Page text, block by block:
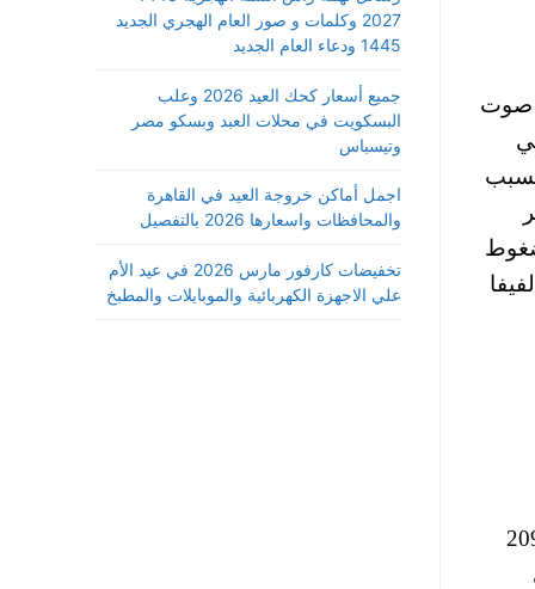
بن الحسين الامير الاردني شقيق الملك عبدالله ، استطاع الحصول علي 73 صوت مقابل 133 صوت
هي
بسبب
الضغوط
بالولاية رقم 5 لرئاسة الفيفا
على ثلثي عدد أصوات الجمعية العمومية (كونجرس) الفيفا والتي تضم 209
2027 وكلمات و صور العام الهجري الجديد
1445 ودعاء العام الجديد
جميع أسعار كحك العيد 2026 وعلب
البسكويت في محلات العبد وبسكو مصر
وتيسباس
اجمل أماكن خروجة العيد في القاهرة
والمحافظات واسعارها 2026 بالتفصيل
تخفيضات كارفور مارس 2026 في عيد الأم
علي الاجهزة الكهربائية والموبايلات والمطبخ